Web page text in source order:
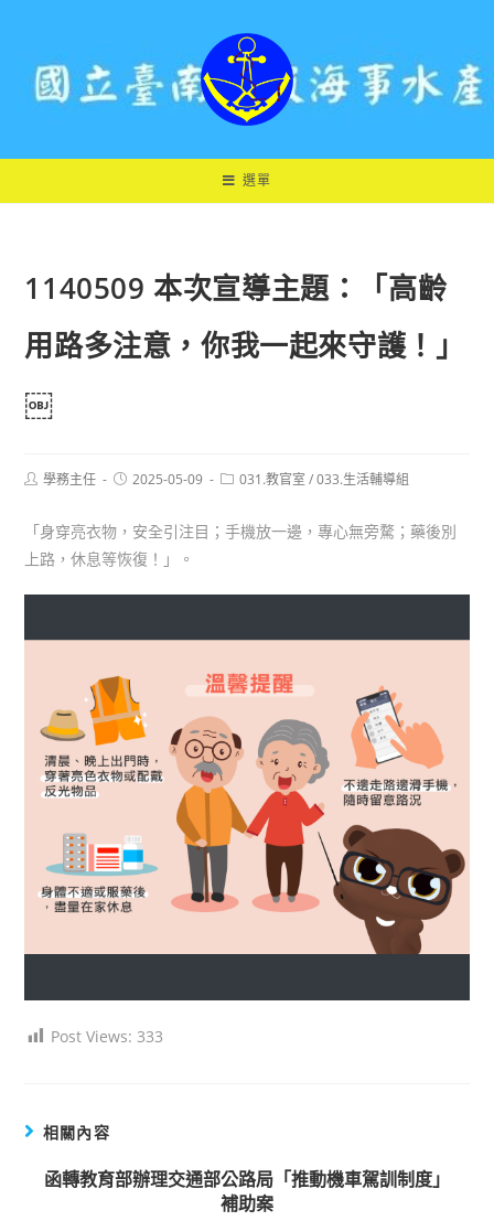
選單
1140509 本次宣導主題：「高齡
用路多注意，你我一起來守護！」
￼
Post學務主任
Post2025-05-09
Post031.教官室 / 033.生活輔導組
「身穿亮衣物，安全引注目；手機放一邊，專心無旁騖；藥後別
上路，休息等恢復！」。
Post Views: 333
相關內容
函轉教育部辦理交通部公路局「推動機車駕訓制度」
補助案